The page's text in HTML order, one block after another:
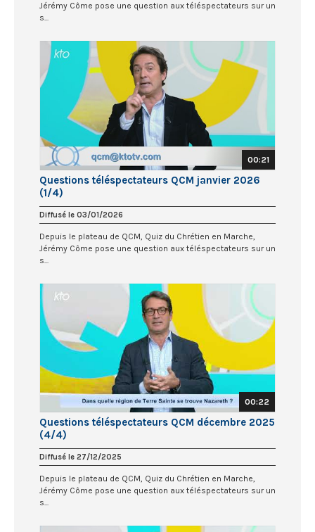
Jérémy Côme pose une question aux téléspectateurs sur un
s...
00:21
Questions téléspectateurs QCM janvier 2026
(1/4)
Diffusé le 03/01/2026
Depuis le plateau de QCM, Quiz du Chrétien en Marche,
Jérémy Côme pose une question aux téléspectateurs sur un
s...
00:22
Questions téléspectateurs QCM décembre 2025
(4/4)
Diffusé le 27/12/2025
Depuis le plateau de QCM, Quiz du Chrétien en Marche,
Jérémy Côme pose une question aux téléspectateurs sur un
s...